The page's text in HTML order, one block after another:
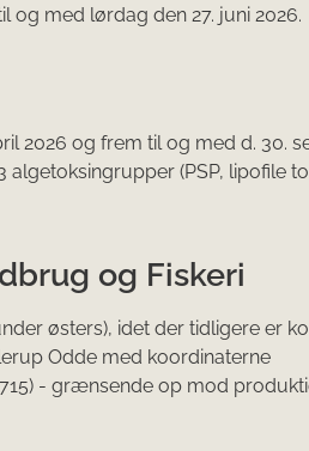
og med lørdag den 27. juni 2026.
2026 og frem til og med d. 30.
(PSP, lipofile
og Fiskeri
østers), idet der tidligere er
Odde med koordinaterne
- grænsende op mod